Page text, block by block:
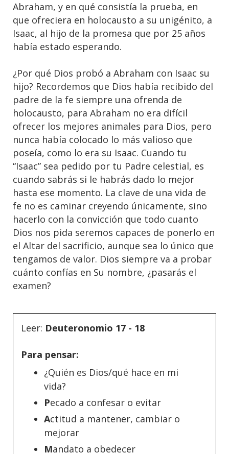
Abraham, y en qué consistía la prueba, en
que ofreciera en holocausto a su unigénito, a
Isaac, al hijo de la promesa que por 25 años
había estado esperando.
¿Por qué Dios probó a Abraham con Isaac su
hijo? Recordemos que Dios había recibido del
padre de la fe siempre una ofrenda de
holocausto, para Abraham no era difícil
ofrecer los mejores animales para Dios, pero
nunca había colocado lo más valioso que
poseía, como lo era su Isaac. Cuando tu
“Isaac” sea pedido por tu Padre celestial, es
cuando sabrás si le habrás dado lo mejor
hasta ese momento. La clave de una vida de
fe no es caminar creyendo únicamente, sino
hacerlo con la convicción que todo cuanto
Dios nos pida seremos capaces de ponerlo en
el Altar del sacrificio, aunque sea lo único que
tengamos de valor. Dios siempre va a probar
cuánto confías en Su nombre, ¿pasarás el
examen?
Leer: Deuteronomio 17 - 18
Para pensar:
¿Quién es Dios/qué hace en mi
vida?
Pecado a confesar o evitar
Actitud a mantener, cambiar o
mejorar
Mandato a obedecer